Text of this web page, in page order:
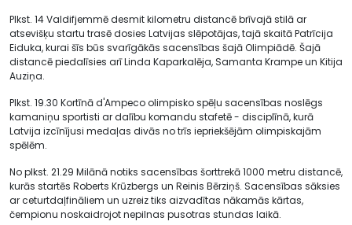
Plkst. 14 Valdifjemmē desmit kilometru distancē brīvajā stilā ar
atsevišķu startu trasē dosies Latvijas slēpotājas, tajā skaitā Patrīcija
Eiduka, kurai šīs būs svarīgākās sacensības šajā Olimpiādē. Šajā
distancē piedalīsies arī Linda Kaparkalēja, Samanta Krampe un Kitija
Auziņa.
Plkst. 19.30 Kortīnā d'Ampeco olimpisko spēļu sacensības noslēgs
kamaniņu sportisti ar dalību komandu stafetē - disciplīnā, kurā
Latvija izcīnījusi medaļas divās no trīs iepriekšējām olimpiskajām
spēlēm.
No plkst. 21.29 Milānā notiks sacensības šorttrekā 1000 metru distancē,
kurās startēs Roberts Krūzbergs un Reinis Bērziņš. Sacensības sāksies
ar ceturtdaļfināliem un uzreiz tiks aizvadītas nākamās kārtas,
čempionu noskaidrojot nepilnas pusotras stundas laikā.